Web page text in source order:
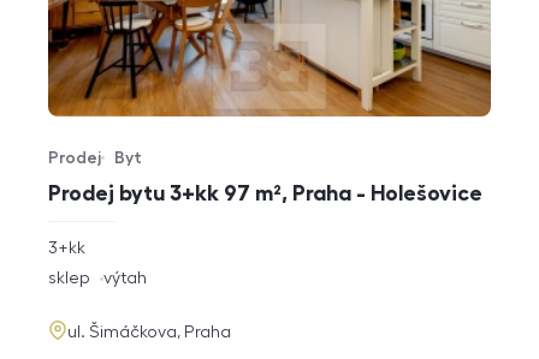
Prodej bytu 3+kk 97 m², Praha - Holešovice
Typ nabídky
Prodej
Typ nemovitosti
Byt
rozměry
dispozice
3+kk
funkce
sklep výtah
adresa
ul. Šimáčkova, Praha